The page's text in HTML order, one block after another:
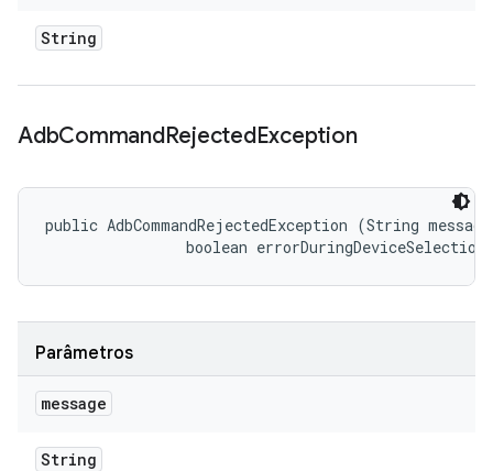
String
AdbCommandRejectedException
public AdbCommandRejectedException (String
boolean
Parâmetros
message
String